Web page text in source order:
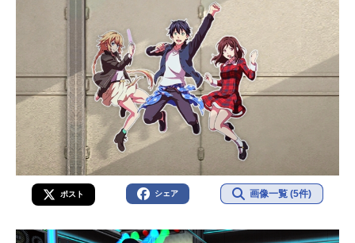
ポスト シェア 画像一覧 (5件)